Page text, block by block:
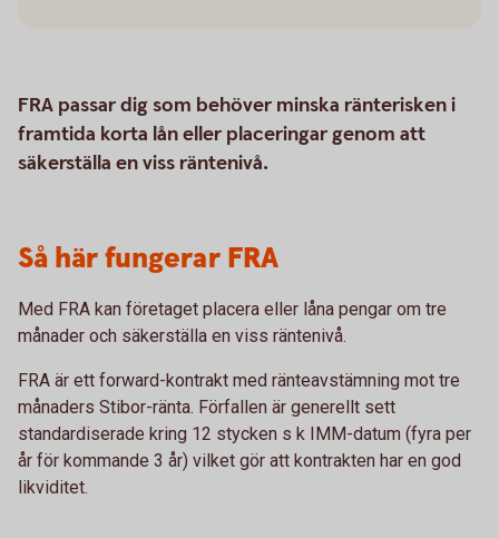
FRA passar dig som behöver minska ränterisken i
framtida korta lån eller placeringar genom att
säkerställa en viss räntenivå.
Så här fungerar FRA
Med FRA kan företaget placera eller låna pengar om tre
månader och säkerställa en viss räntenivå.
FRA är ett forward-kontrakt med ränteavstämning mot tre
månaders Stibor-ränta. Förfallen är generellt sett
standardiserade kring 12 stycken s k IMM-datum (fyra per
år för kommande 3 år) vilket gör att kontrakten har en god
likviditet.